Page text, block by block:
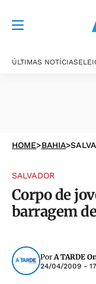
ÚLTIMAS NOTÍCIAS
HOME>BAHIA>
SALVADOR
Corpo de
barragem
PorA TARDE
24/04/2009 -